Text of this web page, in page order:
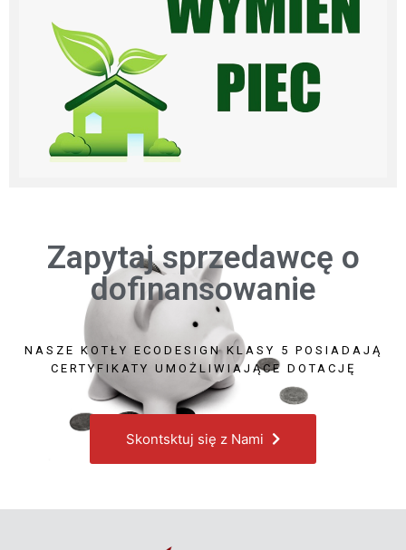
Zapytaj sprzedawcę o
dofinansowanie
NASZE KOTŁY ECODESIGN KLASY 5 POSIADAJĄ
CERTYFIKATY UMOŻLIWIAJĄCE DOTACJĘ
Skontsktuj się z Nami